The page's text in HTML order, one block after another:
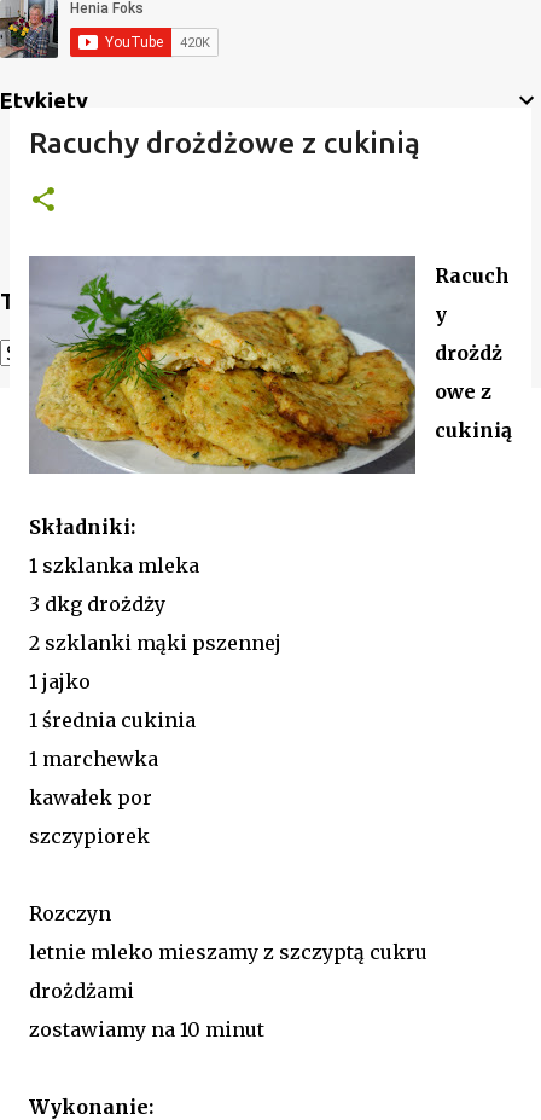
Etykiety
Translate
Powered by Translate
Racuchy drożdżowe z cukinią
Racuch
y
drożdż
owe z
cukinią
Składniki:
1 szklanka mleka
3 dkg drożdży
2 szklanki mąki pszennej
1 jajko
1 średnia cukinia
1 marchewka
kawałek por
szczypiorek
Rozczyn
letnie mleko mieszamy z szczyptą cukru
drożdżami
zostawiamy na 10 minut
Wykonanie: